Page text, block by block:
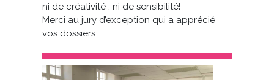
ni de créativité , ni de sensibilité!
Merci au jury d’exception qui a apprécié
vos dossiers.